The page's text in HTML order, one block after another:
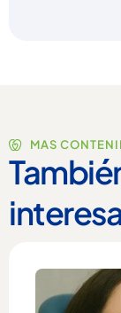
MAS